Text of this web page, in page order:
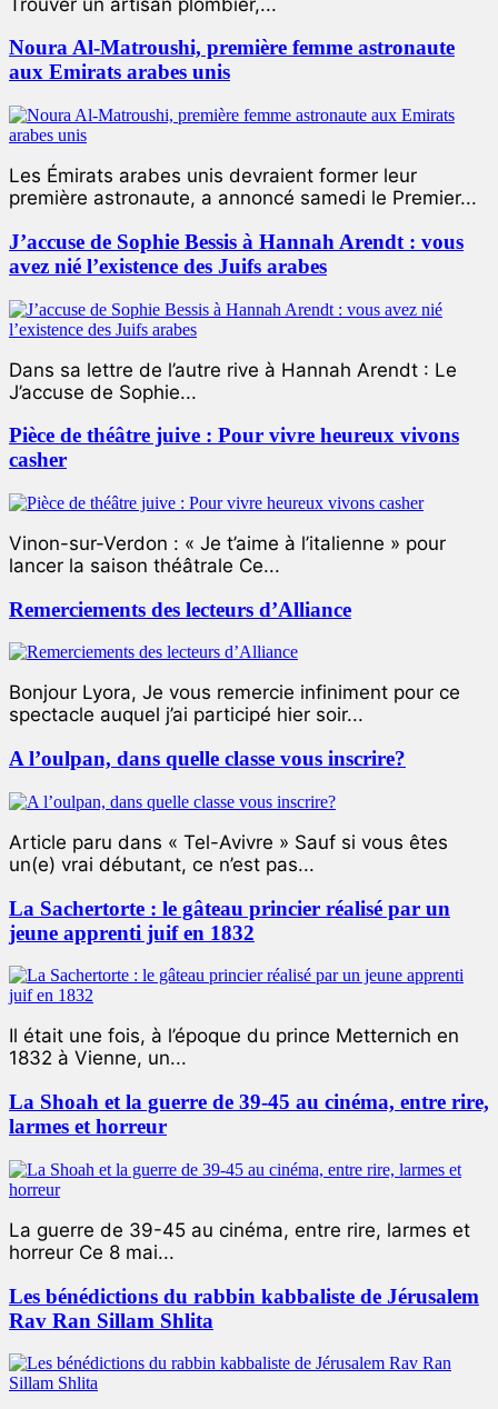
Noura Al-Matroushi, première femme astronaute
aux Emirats arabes unis
Les Émirats arabes unis devraient former leur
première astronaute, a annoncé samedi le Premier...
J’accuse de Sophie Bessis à Hannah Arendt : vous
avez nié l’existence des Juifs arabes
Dans sa lettre de l’autre rive à Hannah Arendt : Le
J’accuse de Sophie...
Pièce de théâtre juive : Pour vivre heureux vivons
casher
Vinon-sur-Verdon : « Je t’aime à l’italienne » pour
lancer la saison théâtrale Ce...
Remerciements des lecteurs d’Alliance
Bonjour Lyora, Je vous remercie infiniment pour ce
spectacle auquel j’ai participé hier soir...
A l’oulpan, dans quelle classe vous inscrire?
Article paru dans « Tel-Avivre » Sauf si vous êtes
un(e) vrai débutant, ce n’est pas...
La Sachertorte : le gâteau princier réalisé par un
jeune apprenti juif en 1832
Il était une fois, à l’époque du prince Metternich en
1832 à Vienne, un...
La Shoah et la guerre de 39-45 au cinéma, entre rire,
larmes et horreur
La guerre de 39-45 au cinéma, entre rire, larmes et
horreur Ce 8 mai...
Les bénédictions du rabbin kabbaliste de Jérusalem
Rav Ran Sillam Shlita